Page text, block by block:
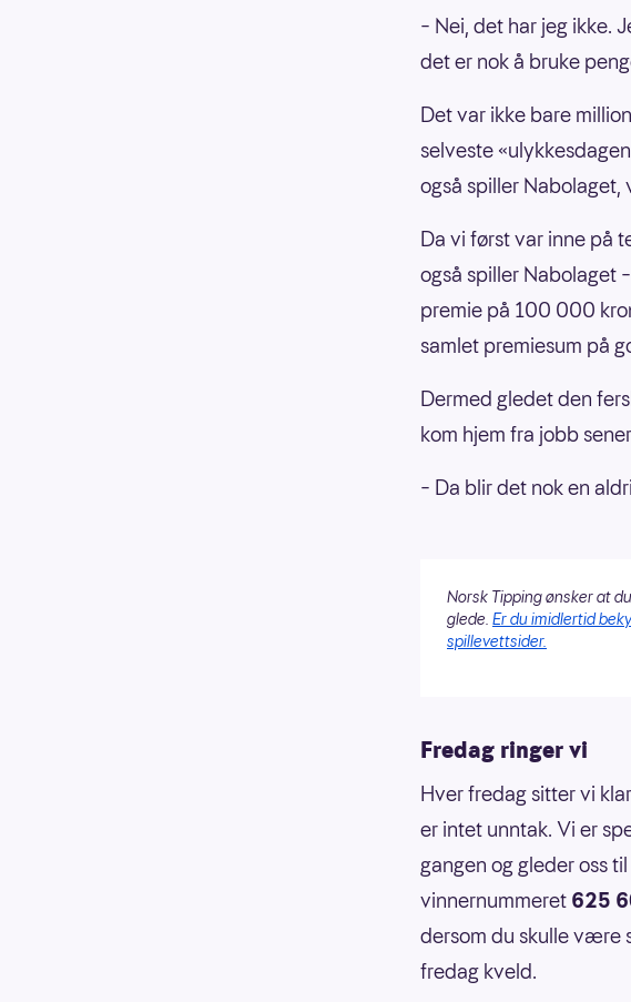
– Nei, det har jeg ikke.
det er nok å bruke
Det var ikke bare
selveste
også spiller
Da vi først var inne på
også spiller Nabolaget
premie på 100 000
samlet premiesum på
Dermed gledet den
kom hjem fra jobb
– Da blir det nok en
Norsk Tipping ønsker at
glede. Er du imidlertid
spillevettsider.
Fredag ringer vi
Hver fredag sitter vi
er intet unntak. Vi er
gangen og gleder oss
vinnernummeret 625
dersom du skulle være
fredag kveld.